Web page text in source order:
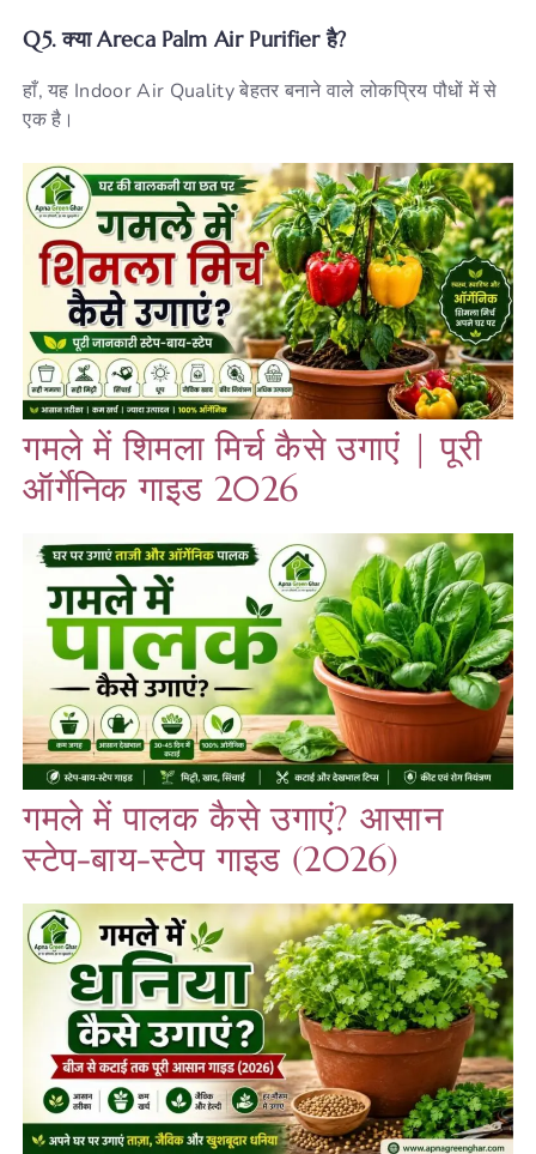
Q5. क्या Areca Palm Air Purifier है?
हाँ, यह Indoor Air Quality बेहतर बनाने वाले लोकप्रिय पौधों में से
एक है।
गमले में शिमला मिर्च कैसे उगाएं | पूरी
ऑर्गेनिक गाइड 2026
गमले में पालक कैसे उगाएं? आसान
स्टेप-बाय-स्टेप गाइड (2026)